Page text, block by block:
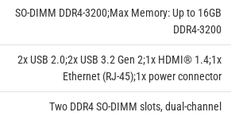
SO-DIMM DDR4-3200;Max Memory: Up to 16GB
DDR4-3200
2x USB 2.0;2x USB 3.2 Gen 2;1x HDMI® 1.4;1x
Ethernet (RJ-45);1x power connector
Two DDR4 SO-DIMM slots, dual-channel